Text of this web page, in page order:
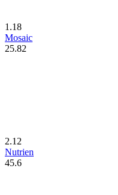
1.18
Mosaic
25.82
2.12
Nutrien
45.6